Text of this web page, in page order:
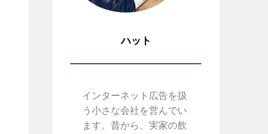
ハット
インターネット広告を扱
う小さな会社を営んでい
ます。昔から、実家の飲